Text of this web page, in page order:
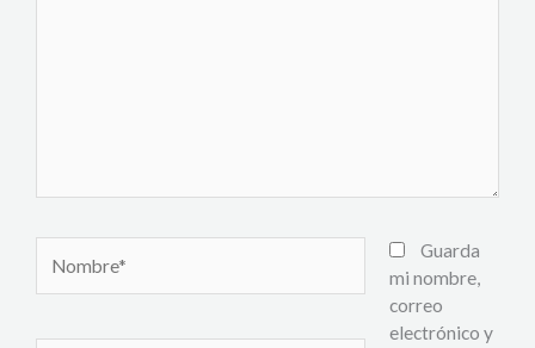
Guarda
mi nombre,
correo
electrónico y